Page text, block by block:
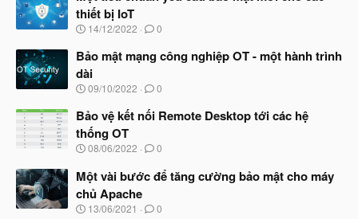
y
b
ắ
đ
ầ
u
thiết bị IoT
N
à
b
ắ
đ
ầ
u
14/12/2022 0
Bảo mật mạng công nghiệp OT - một hành trình
dài
N
à
y
b
ắ
đ
ầ
u
09/10/2022 0
Bảo vệ kết nối Remote Desktop tới các hệ
thống OT
N
à
y
b
ắ
08/06/2022 0
Một vài bước để tăng cường bảo mật cho máy
chủ Apache
N
13/06/2021 0